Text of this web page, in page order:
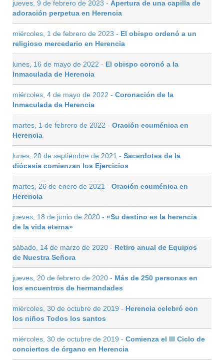
jueves, 9 de febrero de 2023 - Apertura de una capilla de
adoración perpetua en Herencia
miércoles, 1 de febrero de 2023 - El obispo ordenó a un
religioso mercedario en Herencia
lunes, 16 de mayo de 2022 - El obispo coronó a la
Inmaculada de Herencia
miércoles, 4 de mayo de 2022 - Coronación de la
Inmaculada de Herencia
martes, 1 de febrero de 2022 - Oración ecuménica en
Herencia
lunes, 20 de septiembre de 2021 - Sacerdotes de la
diócesis comienzan los Ejercicios
martes, 26 de enero de 2021 - Oración ecuménica en
Herencia
jueves, 18 de junio de 2020 - «Su destino es la herencia
de la vida eterna»
sábado, 14 de marzo de 2020 - Retiro anual de Equipos
de Nuestra Señora
jueves, 20 de febrero de 2020 - Más de 250 personas en
los encuentros de hermandades
miércoles, 30 de octubre de 2019 - Herencia celebró con
los niños Todos los santos
miércoles, 30 de octubre de 2019 - Comienza el III Ciclo de
conciertos de órgano en Herencia